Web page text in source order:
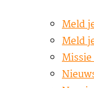
Meld
Meld